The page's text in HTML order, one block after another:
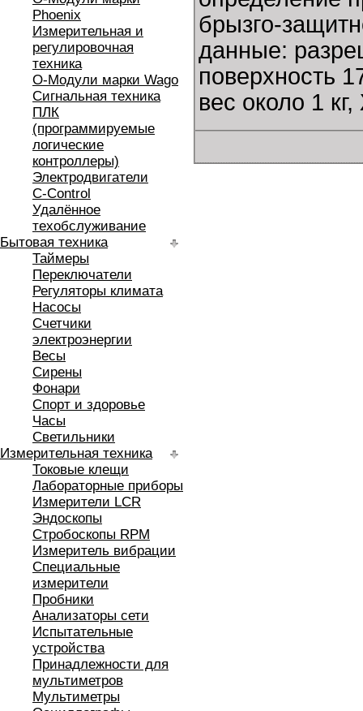
Phoenix
Измерительная и
регулировочная
техника
O-Модули марки Wago
Сигнальная техника
ПЛК
(программируемые
логические
контроллеры)
Электродвигатели
C-Control
Удалённое
техобслуживание
Бытовая техника
Таймеры
Переключатели
Регуляторы климата
Насосы
Счетчики
электроэнергии
Весы
Сирены
Фонари
Спорт и здоровье
Часы
Светильники
Измерительная техника
Токовые клещи
Лабораторные приборы
Измерители LCR
Эндоскопы
Стробоскопы RPM
Измеритель вибрации
Специальные
измерители
Пробники
Анализаторы сети
Испытательные
устройства
Принадлежности для
мультиметров
Мультиметры
брызго-
данные:
поверхность
вес около 1